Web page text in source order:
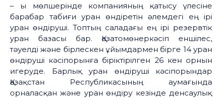
– ы мөлшерінде компанияның қатысу үлесіне
барабар табиғи уран өндіретін әлемдегі ең ірі
уран өндіруші. Топтың саладағы ең ірі резервтік
уран базасы бар. Қазатомөнеркәсіп еншілес,
тәуелді және бірлескен ұйымдармен бірге 14 уран
өндіруші кәсіпорынға біріктірілген 26 кен орнын
игеруде. Барлық уран өндіруші кәсіпорындар
Қазақстан Республикасының аумағында
орналасқан және уран өндіру кезінде денсаулық